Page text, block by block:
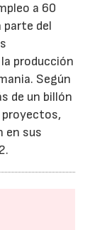
a 60
del
producción
Según
de un billón
proyectos,
en sus